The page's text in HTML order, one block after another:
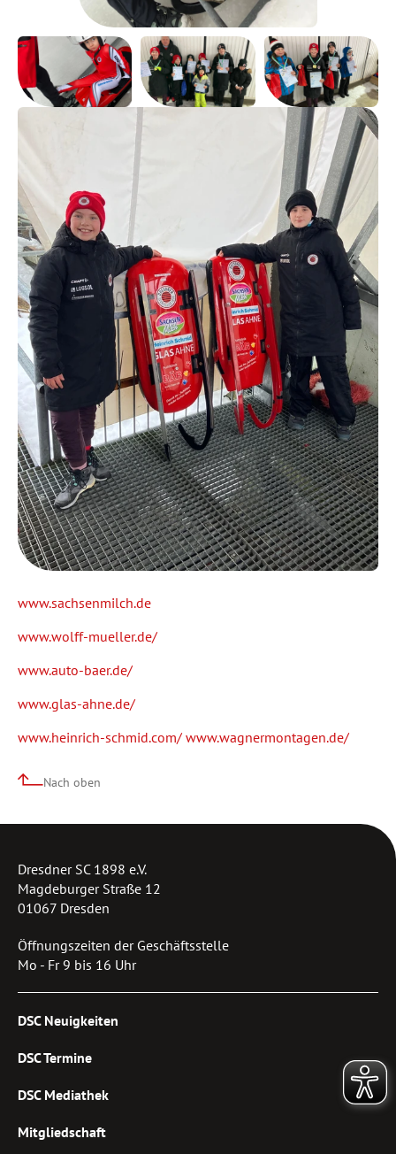
www.sachsenmilch.de
www.wolff-mueller.de/
www.auto-baer.de/
www.glas-ahne.de/
www.heinrich-schmid.com/ www.wagnermontagen.de/
Nach oben
Dresdner SC 1898 e.V.
Magdeburger Straße 12
01067 Dresden
Öffnungszeiten der Geschäftsstelle
Mo - Fr 9 bis 16 Uhr
DSC Neuigkeiten
DSC Termine
DSC Mediathek
Mitgliedschaft